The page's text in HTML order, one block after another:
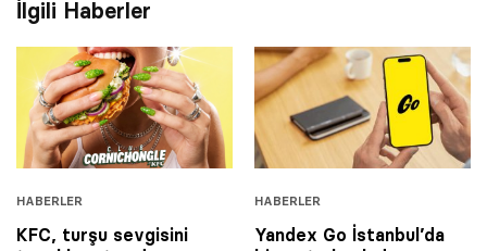
İlgili Haberler
HABERLER
KFC, turşu sevgisini
HABERLER
Yandex Go İstanbul’da